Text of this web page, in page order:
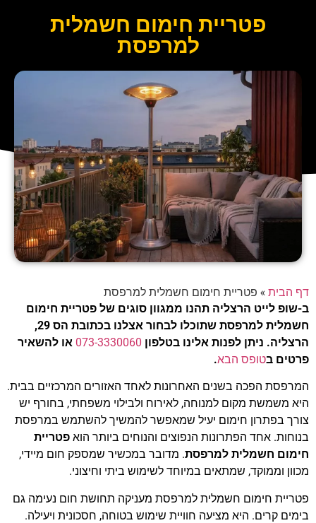
פטריית חימום חשמלית
למרפסת
דף הבית»פטריית חימום חשמלית למרפסת
ב-שופ לייט הרצליה תהנו ממגוון סוגים של פטריית חימום
חשמלית למרפסת שתוכלו לבחור אצלנו בכתובת הס 29,
הרצליה. ניתן לפנות אלינו בטלפון 073-3330060או להשאיר
פרטים בטופס הבא.
המרפסת הפכה בשנים האחרונות לאחד האזורים המרכזיים בבית.
היא משמשת מקום למנוחה, לאירוח ולבילוי משפחתי, בחורף יש
צורך בפתרון חימום יעיל שמאפשר להמשיך להשתמש במרפסת
בנוחות. אחד הפתרונות הנפוצים והנוחים ביותר הואפטריית
חימום חשמלית למרפסת. מדובר במכשיר שמספק חום מיידי,
מכוון וממוקד, שמתאים במיוחד לשימוש ביתי וחיצוני.
פטריית חימום חשמלית למרפסת מעניקה תחושת חום נעימה גם
בימים קרים. היא מציעה חוויית שימוש בטוחה, חסכונית ויעילה.